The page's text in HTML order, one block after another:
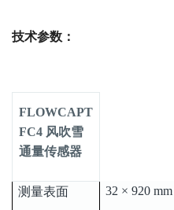
FLOWCAPT
电压输入